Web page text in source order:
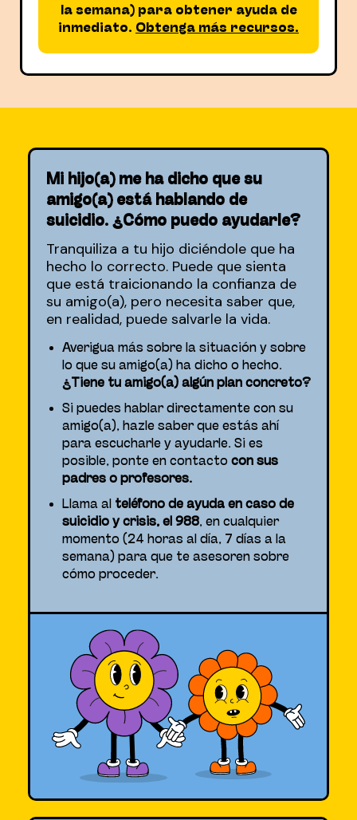
la semana) para obtener ayuda de
inmediato. Obtenga más recursos.
Mi hijo(a) me ha dicho que su
amigo(a) está hablando de
suicidio. ¿Cómo puedo ayudarle?
Tranquiliza a tu hijo diciéndole que ha
hecho lo correcto. Puede que sienta
que está traicionando la confianza de
su amigo(a), pero necesita saber que,
en realidad, puede salvarle la vida.
Averigua más sobre la situación y sobre
lo que su amigo(a) ha dicho o hecho.
¿Tiene tu amigo(a) algún plan concreto?
Si puedes hablar directamente con su
amigo(a), hazle saber que estás ahí
para escucharle y ayudarle. Si es
posible, ponte en contacto con sus
padres o profesores.
Llama al teléfono de ayuda en caso de
suicidio y crisis, el 988, en cualquier
momento (24 horas al día, 7 días a la
semana) para que te asesoren sobre
cómo proceder.